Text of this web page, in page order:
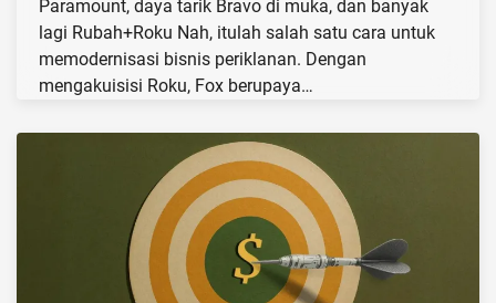
Paramount, daya tarik Bravo di muka, dan banyak
lagi Rubah+Roku Nah, itulah salah satu cara untuk
memodernisasi bisnis periklanan. Dengan
mengakuisisi Roku, Fox berupaya…